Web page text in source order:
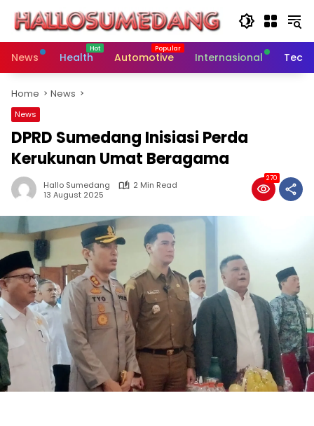
content
News
Health Automotive Internasional
Home News
News
DPRD Sumedang Inisiasi Perda
Kerukunan Umat Beragama
Hallo Sumedang
2 Min Read
13 August 2025
270